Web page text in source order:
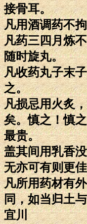
接骨耳。
凡用酒调药不
凡药三四月炼
随时旋丸。
凡收药丸子末
之。
凡损忌用火炙
矣。慎之！慎
最贵。
盖其间用乳香
无亦可有则更
凡所用药材有
同，如当归土
宜川